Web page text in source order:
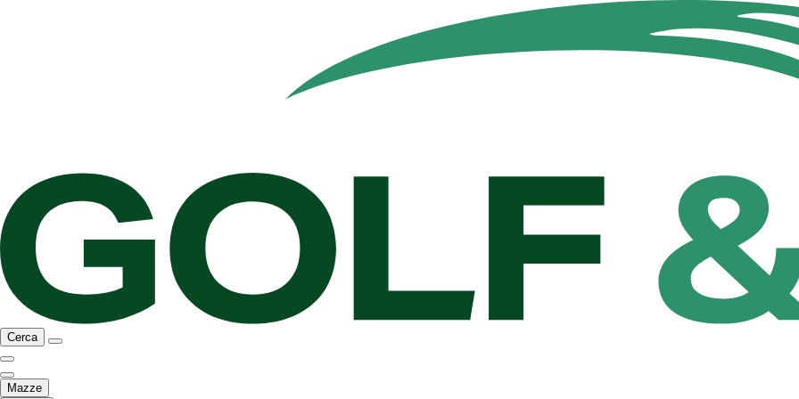
Cerca
Mazze